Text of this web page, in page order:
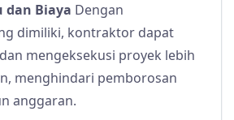
dan Biaya Dengan
dimiliki, kontraktor dapat
mengeksekusi proyek lebih
menghindari pemborosan
anggaran.